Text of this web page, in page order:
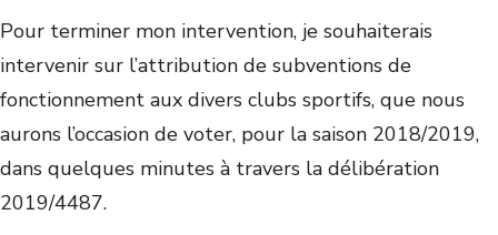
Pour terminer mon intervention, je souhaiterais
intervenir sur l’attribution de subventions de
fonctionnement aux divers clubs sportifs, que nous
aurons l’occasion de voter, pour la saison 2018/2019,
dans quelques minutes à travers la délibération
2019/4487.